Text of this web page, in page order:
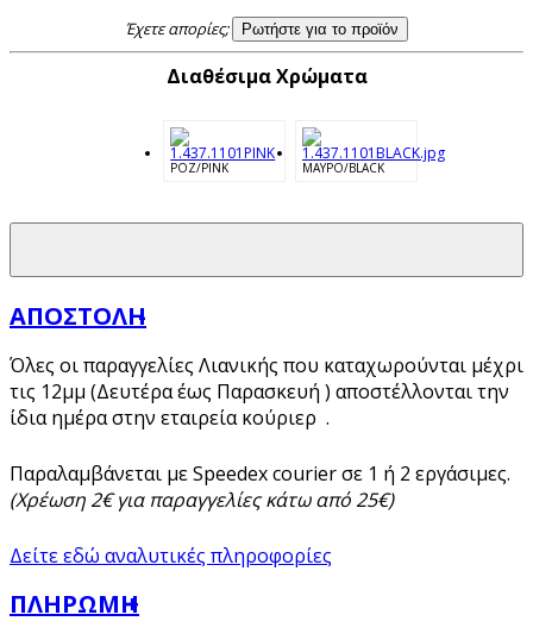
Έχετε απορίες; Ρωτήστε για το προϊόν
Διαθέσιμα Χρώματα
ΡΟΖ/PINK ΜΑΥΡΟ/BLACK
ΑΠΟΣΤΟΛΗ
Όλες οι παραγγελίες Λιανικής που καταχωρούνται μέχρι
τις 12μμ (Δευτέρα έως Παρασκευή ) αποστέλλονται την
ίδια ημέρα στην εταιρεία κούριερ .
Παραλαμβάνεται με Speedex courier σε 1 ή 2 εργάσιμες.
(Χρέωση 2€ για παραγγελίες κάτω από 25€)
Δείτε εδώ αναλυτικές πληροφορίες
ΠΛΗΡΩΜΗ